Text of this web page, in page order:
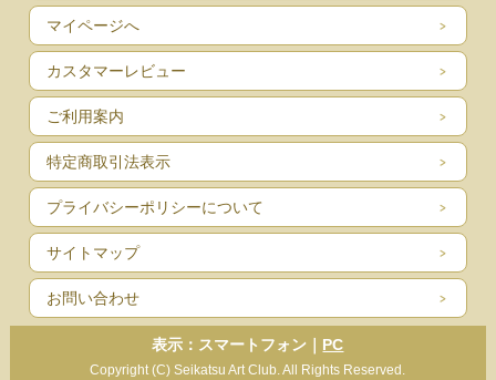
マイページへ
カスタマーレビュー
ご利用案内
特定商取引法表示
プライバシーポリシーについて
サイトマップ
お問い合わせ
表示：スマートフォン｜ PC
Copyright (C) Seikatsu Art Club. All Rights Reserved.